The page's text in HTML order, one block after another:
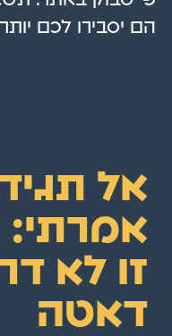
הם יסבירו לכם
אל
אמרתי:
זו לא
דאטה